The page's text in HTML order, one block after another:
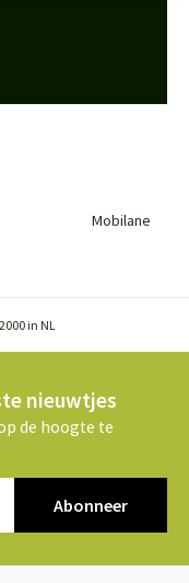
Mobilane
in NL
nieuwtjes
de hoogte te
Abonneer